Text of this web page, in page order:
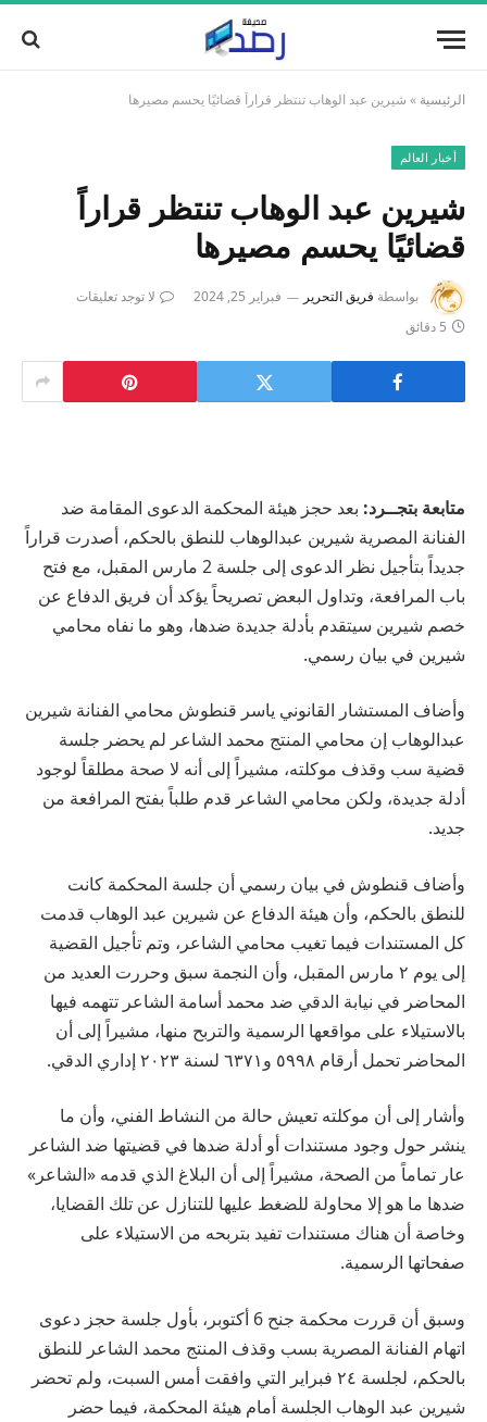
الرئيسية » شيرين عبد الوهاب تنتظر قراراً قضائيًا يحسم مصيرها
أخبار العالم
شيرين عبد الوهاب تنتظر قراراً
قضائيًا يحسم مصيرها
بواسطة فريق التحرير فبراير 25, 2024
لا توجد تعليقات
5 دقائق
متابعة بتجــرد: بعد حجز هيئة المحكمة الدعوى المقامة ضد
الفنانة المصرية شيرين عبدالوهاب للنطق بالحكم، أصدرت قراراً
جديداً بتأجيل نظر الدعوى إلى جلسة 2 مارس المقبل، مع فتح
باب المرافعة، وتداول البعض تصريحاً يؤكد أن فريق الدفاع عن
خصم شيرين سيتقدم بأدلة جديدة ضدها، وهو ما نفاه محامي
شيرين في بيان رسمي.
وأضاف المستشار القانوني ياسر قنطوش محامي الفنانة شيرين
عبدالوهاب إن محامي المنتج محمد الشاعر لم يحضر جلسة
قضية سب وقذف موكلته، مشيراً إلى أنه لا صحة مطلقاً لوجود
أدلة جديدة، ولكن محامي الشاعر قدم طلباً بفتح المرافعة من
جديد.
وأضاف قنطوش في بيان رسمي أن جلسة المحكمة كانت
للنطق بالحكم، وأن هيئة الدفاع عن شيرين عبد الوهاب قدمت
كل المستندات فيما تغيب محامي الشاعر، وتم تأجيل القضية
إلى يوم ٢ مارس المقبل، وأن النجمة سبق وحررت العديد من
المحاضر في نيابة الدقي ضد محمد أسامة الشاعر تتهمه فيها
بالاستيلاء على مواقعها الرسمية والتربح منها، مشيراً إلى أن
المحاضر تحمل أرقام ٥٩٩٨ و٦٣٧١ لسنة ٢٠٢٣ إداري الدقي.
وأشار إلى أن موكلته تعيش حالة من النشاط الفني، وأن ما
ينشر حول وجود مستندات أو أدلة ضدها في قضيتها ضد الشاعر
عار تماماً من الصحة، مشيراً إلى أن البلاغ الذي قدمه «الشاعر»
ضدها ما هو إلا محاولة للضغط عليها للتنازل عن تلك القضايا،
وخاصة أن هناك مستندات تفيد بتربحه من الاستيلاء على
صفحاتها الرسمية.
وسبق أن قررت محكمة جنح 6 أكتوبر، بأول جلسة حجز دعوى
اتهام الفنانة المصرية بسب وقذف المنتج محمد الشاعر للنطق
بالحكم، لجلسة ٢٤ فبراير التي وافقت أمس السبت، ولم تحضر
شيرين عبد الوهاب الجلسة أمام هيئة المحكمة، فيما حضر